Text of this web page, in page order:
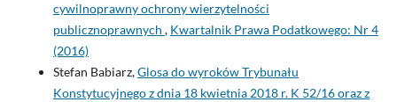
cywilnoprawny ochrony wierzytelności
publicznoprawnych , Kwartalnik Prawa Podatkowego: Nr 4
(2016)
Stefan Babiarz,Glosa do wyroków Trybunału
Konstytucyjnego z dnia 18 kwietnia 2018 r. K 52/16 oraz z